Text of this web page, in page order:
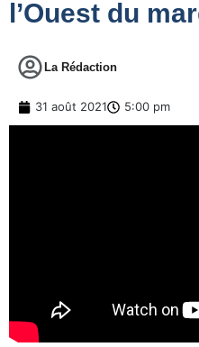
l’Ouest du
La Rédaction
31 août 2021 5:00 pm